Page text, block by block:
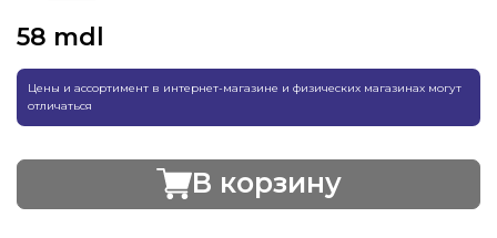
58 mdl
Цены и ассортимент в интернет-магазине и физических магазинах могут
отличаться
В корзину